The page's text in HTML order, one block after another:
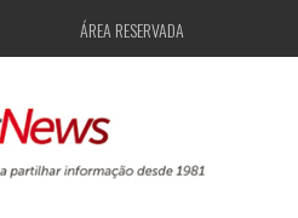
ÁREA RESERVADA